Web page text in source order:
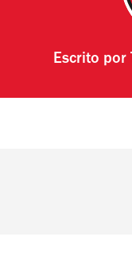
Escrito por